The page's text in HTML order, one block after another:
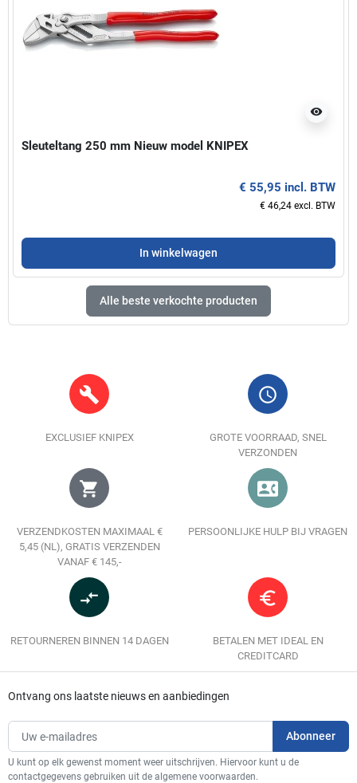
visibility
Sleuteltang 250 mm Nieuw model KNIPEX
€ 55,95 incl. BTW
€ 46,24 excl. BTW
In winkelwagen
Alle beste verkochte producten
build
EXCLUSIEF KNIPEX
query_builder
GROTE VOORRAAD, SNEL
VERZONDEN
shopping_cart
VERZENDKOSTEN MAXIMAAL €
5,45 (NL), GRATIS VERZENDEN
VANAF € 145,-
contact_phone
PERSOONLIJKE HULP BIJ VRAGEN
compare_arrows
RETOURNEREN BINNEN 14 DAGEN
euro_symbol
BETALEN MET IDEAL EN
CREDITCARD
Ontvang ons laatste nieuws en aanbiedingen
U kunt op elk gewenst moment weer uitschrijven. Hiervoor kunt u de
contactgegevens gebruiken uit de algemene voorwaarden.